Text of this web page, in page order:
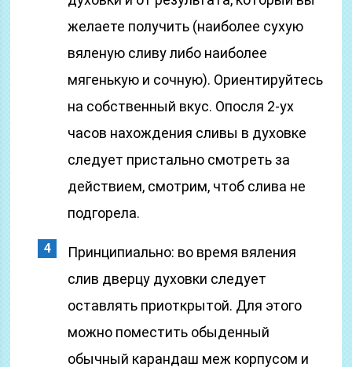
желаете получить (наиболее сухую
вяленую сливу либо наиболее
мягенькую и сочную). Ориентируйтесь
на собственный вкус. Опосля 2-ух
часов нахождения сливы в духовке
следует пристально смотреть за
действием, смотрим, чтоб слива не
подгорела.
Принципиально: во время вяления
слив дверцу духовки следует
оставлять приоткрытой. Для этого
можно поместить обыденный
обычный карандаш меж корпусом и